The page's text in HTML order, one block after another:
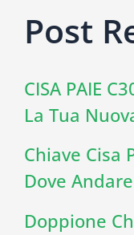
Post
CISA PAIE
La Tua
Chiave Cisa
Dove
Doppione